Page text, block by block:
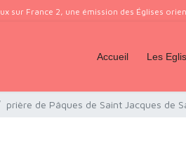
sur France 2, une émission des Églises
Accueil Les
prière de Pâques de Saint Jacques de